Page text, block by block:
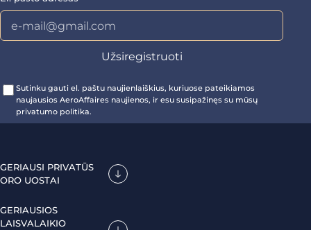
Sutinku gauti el. paštu naujienlaiškius, kuriuose pateikiamos
naujausios AeroAffaires naujienos, ir esu susipažinęs su mūsų
privatumo politika.
GERIAUSI PRIVATŪS
ORO UOSTAI
GERIAUSIOS
LAISVALAIKIO